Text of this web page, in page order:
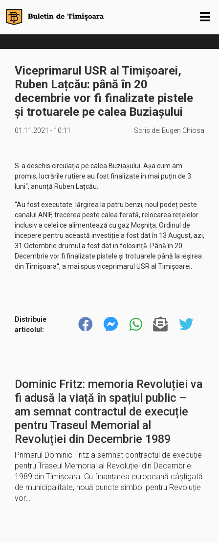
Viceprimarul USR al Timișoarei,
Ruben Lațcău: până în 20
decembrie vor fi finalizate pistele
și trotuarele pe calea Buziașului
01.11.2021 - 10:11 Scris de: Eugen Chiosa
S-a deschis circulația pe calea Buziașului. Așa cum am
promis, lucrările rutiere au fost finalizate în mai puțin de 3
luni“, anunță Ruben Lațcău.
“Au fost executate: lărgirea la patru benzi, noul podeț peste
canalul ANIF, trecerea peste calea ferată, relocarea rețelelor
inclusiv a celei ce alimentează cu gaz Moșnița. Ordinul de
începere pentru această investiție a fost dat în 13 August, azi,
31 Octombrie drumul a fost dat in folosință. Până în 20
Decembrie vor fi finalizate pistele și trotuarele până la ieșirea
din Timișoara“, a mai spus viceprimarul USR al Timișoarei.
Distribuie
articolul:
Dominic Fritz: memoria Revoluției va
fi adusă la viață în spațiul public –
am semnat contractul de execuție
pentru Traseul Memorial al
Revoluției din Decembrie 1989
Primarul Dominic Fritz a semnat contractul de execuție
pentru Traseul Memorial al Revoluției din Decembrie
1989 din Timișoara. Cu finanțarea europeană câștigată
de municipalitate, nouă puncte simbol pentru Revoluție
vor…